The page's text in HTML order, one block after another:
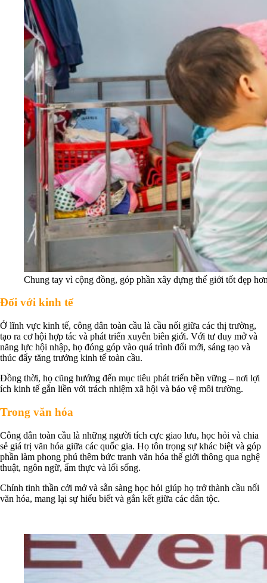
Chung tay vì cộng đồng, góp phần xây dựng thế giới tốt đẹp
Đối với kinh tế
Ở lĩnh vực kinh tế, công dân toàn cầu là cầu nối giữa các thị trường,
tạo ra cơ hội hợp tác và phát triển xuyên biên giới. Với tư duy mở và
năng lực hội nhập, họ đóng góp vào quá trình đổi mới, sáng tạo và
thúc đẩy tăng trưởng kinh tế toàn cầu.
Đồng thời, họ cũng hướng đến mục tiêu phát triển bền vững – nơi lợi
ích kinh tế gắn liền với trách nhiệm xã hội và bảo vệ môi trường.
Trong văn hóa
Công dân toàn cầu là những người tích cực giao lưu, học hỏi và chia
sẻ giá trị văn hóa giữa các quốc gia. Họ tôn trọng sự khác biệt và góp
phần làm phong phú thêm bức tranh văn hóa thế giới thông qua nghệ
thuật, ngôn ngữ, ẩm thực và lối sống.
Chính tinh thần cởi mở và sẵn sàng học hỏi giúp họ trở thành cầu nối
văn hóa, mang lại sự hiểu biết và gắn kết giữa các dân tộc.